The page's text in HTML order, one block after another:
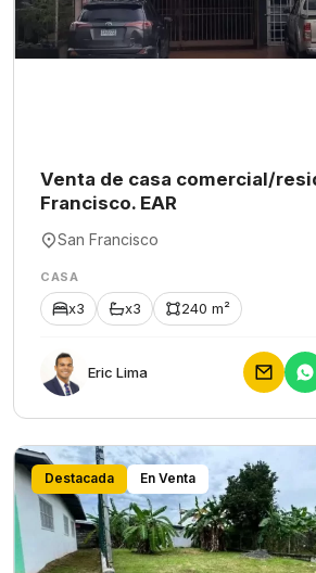
Venta de casa comercial/
Francisco. EAR
San Francisco
CASA
x3 x3 240 m²
Eric Lima
Destacada En Venta